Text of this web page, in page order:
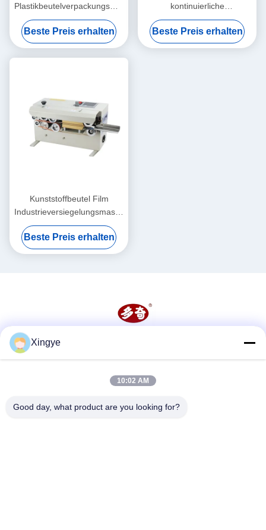
Plastikbeutelverpackungsmaschine
Flexible und einfache
Wartung
Beste Preis erhalten
kontinuierliche
Beutelversiegelungsmaschine
für Getränke
Beste Preis erhalten
Kunststoffbeutel Film
Industrieversiegelungsmaschine
6mm kontinuierliche
Wärmesiegelungsmaschine
Beste Preis erhalten
Xingye
10:02 AM
Good day, what product are you looking for?